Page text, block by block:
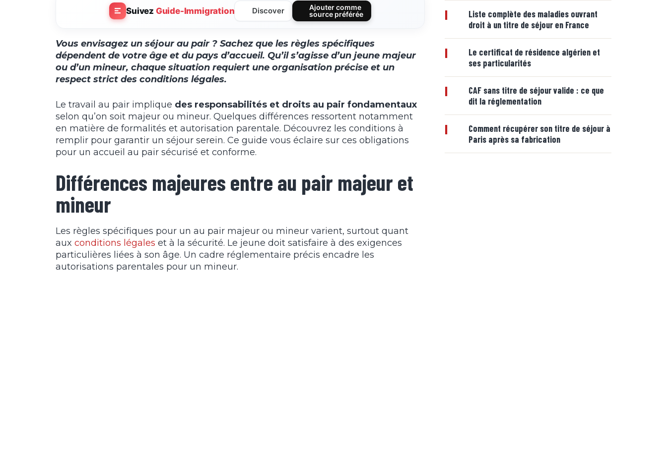
Suivez Guide-Immigration Discover
Ajouter comme
source préférée
Vous envisagez un séjour au pair ? Sachez que les règles spécifiques
dépendent de votre âge et du pays d’accueil. Qu’il s’agisse d’un jeune majeur
ou d’un mineur, chaque situation requiert une organisation précise et un
respect strict des conditions légales.
Le travail au pair implique des responsabilités et droits au pair fondamentaux
selon qu’on soit majeur ou mineur. Quelques différences ressortent notamment
en matière de formalités et autorisation parentale. Découvrez les conditions à
remplir pour garantir un séjour serein. Ce guide vous éclaire sur ces obligations
pour un accueil au pair sécurisé et conforme.
Différences majeures entre au pair majeur et
mineur
Les règles spécifiques pour un au pair majeur ou mineur varient, surtout quant
aux conditions légales et à la sécurité. Le jeune doit satisfaire à des exigences
particulières liées à son âge. Un cadre réglementaire précis encadre les
autorisations parentales pour un mineur.
|
Liste complète des maladies ouvrant
droit à un titre de séjour en France
|
Le certificat de résidence algérien et
ses particularités
|
CAF sans titre de séjour valide : ce que
dit la réglementation
|
Comment récupérer son titre de séjour à
Paris après sa fabrication